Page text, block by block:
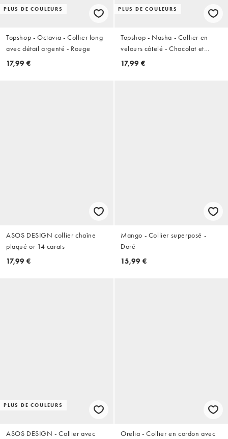
PLUS DE COULEURS
Topshop - Octavia - Collier long
avec détail argenté - Rouge
17,99 €
PLUS DE COULEURS
Topshop - Nasha - Collier en
velours côtelé - Chocolat et
argenté
17,99 €
ASOS DESIGN collier chaîne
plaqué or 14 carats
17,99 €
Mango - Collier superposé -
Doré
15,99 €
PLUS DE COULEURS
ASOS DESIGN - Collier avec
Orelia - Collier en cordon avec